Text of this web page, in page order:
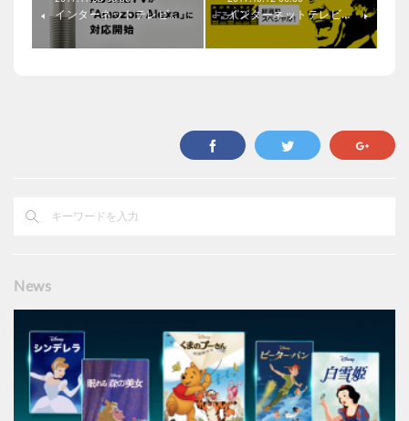
インターネットテレビ… インターネットテレビ…
News